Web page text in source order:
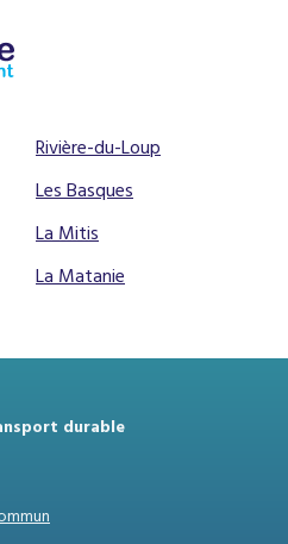
Rivière-du-Loup
Les Basques
La Mitis
La Matanie
durable